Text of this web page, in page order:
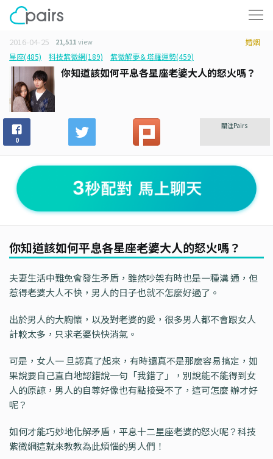
2016-04-25 21,511view
婚姻
星座(485)
科技紫微網(189) 紫微解夢＆塔羅運勢(459)
你知道該如何平息各星座老婆大人的怒火嗎？
0
關注Pairs
你知道該如何平息各星座老婆大人的怒火嗎？
夫妻生活中難免會發生矛盾，雖然吵架有時也是一種溝 通，但
惹得老婆大人不快，男人的日子也就不怎麼好過了。
出於男人的大胸懷，以及對老婆的愛，很多男人都不會跟女人
計較太多，只求老婆快快消氣。
可是，女人一 旦認真了起來，有時還真不是那麼容易搞定，如
果說要自己直白地認錯說一句「我錯了」，別說能不能得到女
人的原諒，男人的自尊好像也有點接受不了，這可怎麼 辦才好
呢？
如何才能巧妙地化解矛盾，平息十二星座老婆的怒火呢？科技
紫微網這就來教教為此煩惱的男人們！